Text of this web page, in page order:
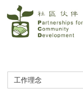
转
工作理念